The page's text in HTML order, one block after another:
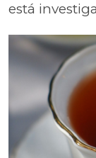
está